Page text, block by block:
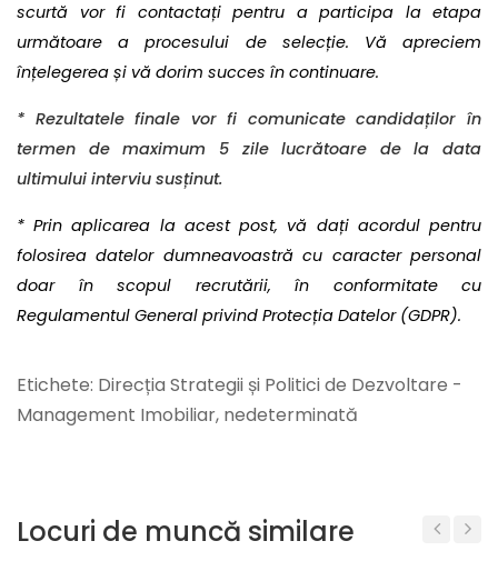
scurtă vor fi contactați pentru a participa la etapa
următoare a procesului de selecție. Vă apreciem
înțelegerea și vă dorim succes în continuare.
* Rezultatele finale vor fi comunicate candidaților în
termen de maximum 5 zile lucrătoare de la data
ultimului interviu susținut.
* Prin aplicarea la acest post, vă dați acordul pentru
folosirea datelor dumneavoastră cu caracter personal
doar în scopul recrutării, în conformitate cu
Regulamentul General privind Protecția Datelor (GDPR).
Etichete: Direcția Strategii și Politici de Dezvoltare -
Management Imobiliar, nedeterminată
Locuri de muncă similare